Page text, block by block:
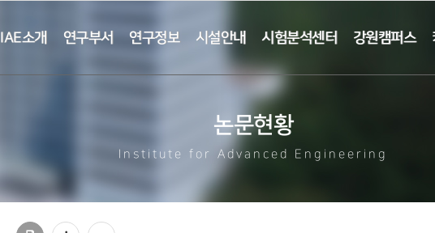
IAE소개 연구부서 연구정보 시설안내 시험분석센터 강원캠퍼스
논문현황
Institute for Advanced Engineering